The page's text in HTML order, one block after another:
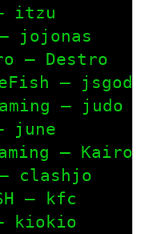
itzu
jojonas
– Destro
– jsgod
– judo
june
– Kairos
clashjo
– kfc
kiokio